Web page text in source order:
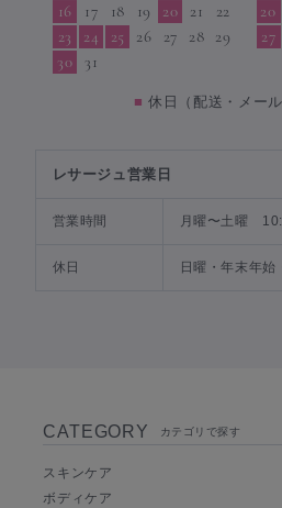
16
17 18 19 20 21
22
23
24 25 26 27 28
29
30
31
20
27
■ 休日（配送・メール
レサージュ営業日
営業時間 月曜〜土曜
休日 日曜・年末年始
CATEGORY カテゴリで探す
スキンケア
ボディケア